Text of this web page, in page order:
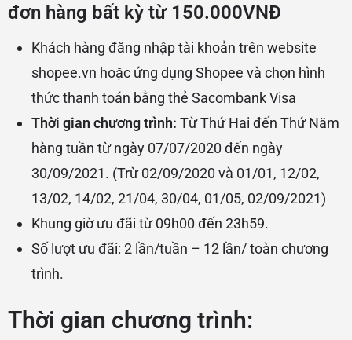
đơn hàng bất kỳ từ 150.000VNĐ
Khách hàng đăng nhập tài khoản trên website
shopee.vn hoặc ứng dụng Shopee và chọn hình
thức thanh toán bằng thẻ Sacombank Visa
Thời gian chương trình: Từ Thứ Hai đến Thứ Năm
hàng tuần từ ngày 07/07/2020 đến ngày
30/09/2021. (Trừ 02/09/2020 và 01/01, 12/02,
13/02, 14/02, 21/04, 30/04, 01/05, 02/09/2021)
Khung giờ ưu đãi từ09h00 đến 23h59.
Số lượt ưu đãi: 2 lần/tuần – 12 lần/ toàn chương
trình.
Thời gian chương trình: